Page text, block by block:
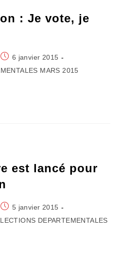
: Je vote, je
Publication
publiée :
6 janvier 2015
MARS 2015
est lancé pour
Publication
publiée :
5 janvier 2015
DEPARTEMENTALES